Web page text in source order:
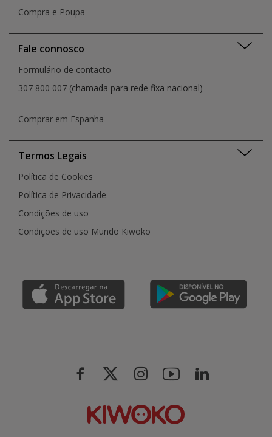
Compra e Poupa
Fale connosco
Formulário de contacto
307 800 007 (chamada para rede fixa nacional)
Comprar em Espanha
Termos Legais
Política de Cookies
Política de Privacidade
Condições de uso
Condições de uso Mundo Kiwoko